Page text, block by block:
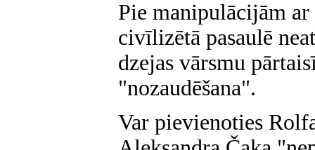
Pie manipulācijām
civīlizētā pasaulē
dzejas vārsmu
"nozaudēšana".
Var pievienoties